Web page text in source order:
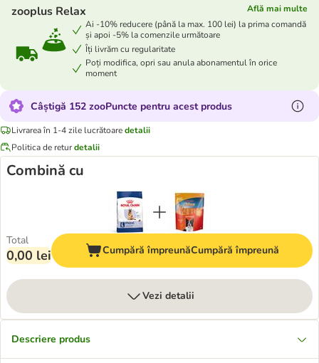
zooplus Relax
Află mai multe
Ai -10% reducere (până la max. 100 lei) la prima comandă
și apoi -5% la comenzile următoare
Îți livrăm cu regularitate
Poți modifica, opri sau anula abonamentul în orice
moment
Câștigă 152 zooPuncte pentru acest produs
Livrarea în 1-4 zile lucrătoaredetalii
Politica de returdetalii
Combină cu
Total
0,00 lei Cumpără împreunăCumpără împreună
Vezi detalii
Descriere produs